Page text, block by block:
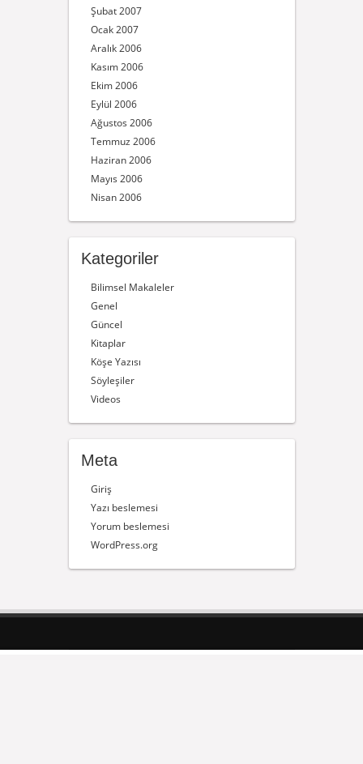
Şubat 2007
Ocak 2007
Aralık 2006
Kasım 2006
Ekim 2006
Eylül 2006
Ağustos 2006
Temmuz 2006
Haziran 2006
Mayıs 2006
Nisan 2006
Kategoriler
Bilimsel Makaleler
Genel
Güncel
Kitaplar
Köşe Yazısı
Söyleşiler
Videos
Meta
Giriş
Yazı beslemesi
Yorum beslemesi
WordPress.org